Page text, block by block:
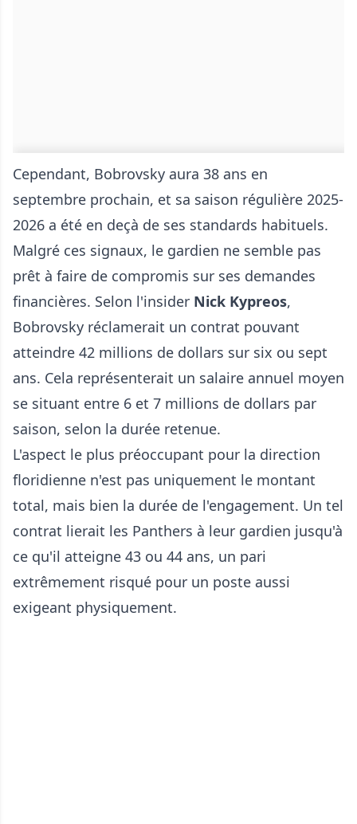
Cependant, Bobrovsky aura 38 ans en
septembre prochain, et sa saison régulière 2025-
2026 a été en deçà de ses standards habituels.
Malgré ces signaux, le gardien ne semble pas
prêt à faire de compromis sur ses demandes
financières. Selon l'insider Nick Kypreos,
Bobrovsky réclamerait un contrat pouvant
atteindre 42 millions de dollars sur six ou sept
ans. Cela représenterait un salaire annuel moyen
se situant entre 6 et 7 millions de dollars par
saison, selon la durée retenue.
L'aspect le plus préoccupant pour la direction
floridienne n'est pas uniquement le montant
total, mais bien la durée de l'engagement. Un tel
contrat lierait les Panthers à leur gardien jusqu'à
ce qu'il atteigne 43 ou 44 ans, un pari
extrêmement risqué pour un poste aussi
exigeant physiquement.